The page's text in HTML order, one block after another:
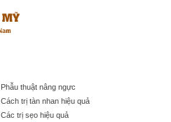
Phẫu thuật nâng ngực
Cách trị tàn nhan hiệu quả
Các trị sẹo hiệu quả